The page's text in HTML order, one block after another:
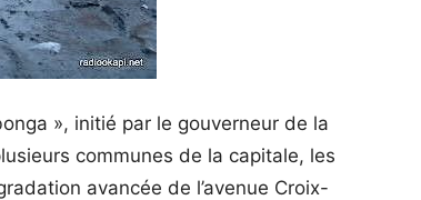
», initié par le gouverneur de la
communes de la capitale, les
avancée de l’avenue Croix-